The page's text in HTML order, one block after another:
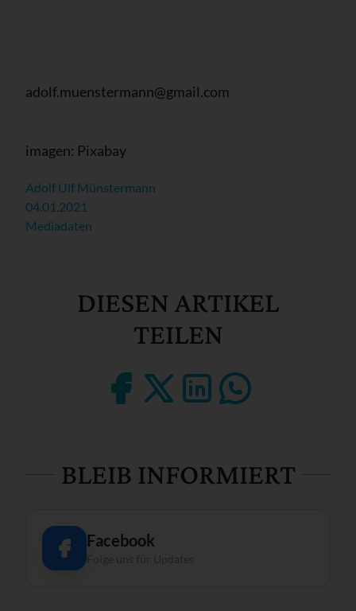
adolf.muenstermann@gmail.com
imagen: Pixabay
Adolf Ulf Münstermann
04.01.2021
Mediadaten
DIESEN ARTIKEL
TEILEN
BLEIB INFORMIERT
Facebook